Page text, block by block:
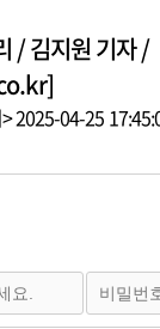
/ 김지원 기자 /
2025-04-25